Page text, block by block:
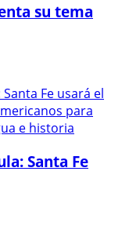
su tema
Santa Fe